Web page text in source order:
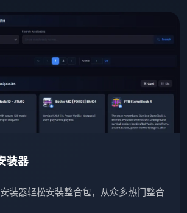
装器
装器轻松安装整合包，从众多热门整合